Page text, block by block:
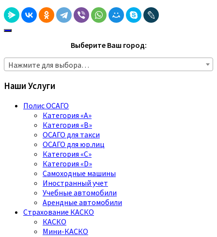
Выберите Ваш город:
Нажмите для выбора…
Наши Услуги
Полис ОСАГО
Категория «A»
Категория «B»
ОСАГО для такси
ОСАГО для юр.лиц
Категория «C»
Категория «D»
Самоходные машины
Иностранный учет
Учебные автомобили
Арендные автомобили
Страхование КАСКО
КАСКО
Мини-КАСКО